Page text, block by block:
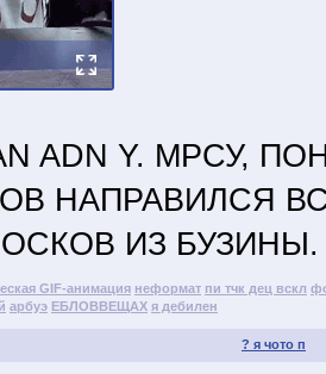
ADN Y. МРСУ,
НАПРАВИЛСЯ
ИЗ БУЗИНЫ.
GIF-анимация неформат пи тчк дец вскл
арбуэ ЕБЛОВВЕЩАХ я дебилен
? я чото п